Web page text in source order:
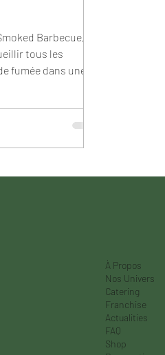
Barbecue,
tous les
fumée dans une
À Propos
Nos Univers
Catering
Franchise
Actualities
FAQ
Shop